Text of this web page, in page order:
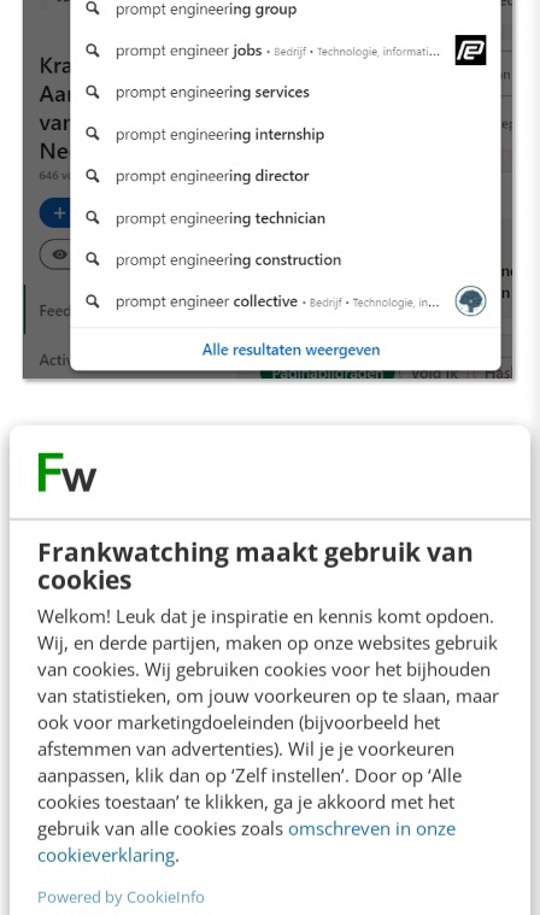
Frankwatching maakt gebruik van
cookies
Welkom! Leuk dat je inspiratie en kennis komt opdoen.
Wij, en derde partijen, maken op onze websites gebruik
van cookies. Wij gebruiken cookies voor het bijhouden
van statistieken, om jouw voorkeuren op te slaan, maar
ook voor marketingdoeleinden (bijvoorbeeld het
afstemmen van advertenties). Wil je je voorkeuren
aanpassen, klik dan op ‘Zelf instellen’. Door op ‘Alle
cookies toestaan’ te klikken, ga je akkoord met het
gebruik van alle cookies zoals omschreven in onze
cookieverklaring.
Powered by CookieInfo
Op LinkedIn
LinkedIn. Naast het profielonderdeel
Vaardigheden wordt nu op meerdere
plekken op je profiel gevraagd welke
vaardigheden van toepassing zijn. Daarbij
worden verbanden gelegd, zodat de
recruiter kan zien in welke hoedanigheid je
bepaalde vaardigheden hebt opgedaan.
Je kunt zelf wel zeggen dat je ergens
goed in bent en over bepaalde
vaardigheden beschikt, maar het is beter